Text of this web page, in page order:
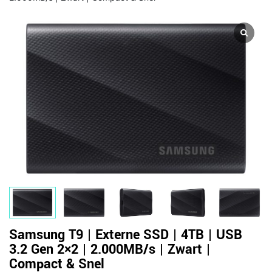
Samsung T9 | Externe SSD | 4TB | USB
3.2 Gen 2×2 | 2.000MB/s | Zwart |
Compact & Snel